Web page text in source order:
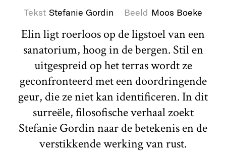
Tekst Stefanie Gordin Beeld Moos Boeke
Elin ligt roerloos op de ligstoel van een
sanatorium, hoog in de bergen. Stil en
uitgespreid op het terras wordt ze
geconfronteerd met een doordringende
geur, die ze niet kan identificeren. In dit
surreële, filosofische verhaal zoekt
Stefanie Gordin naar de betekenis en de
verstikkende werking van rust.